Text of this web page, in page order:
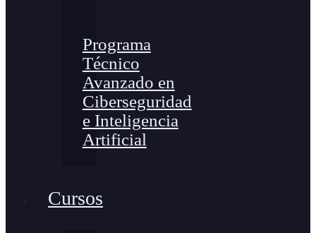
Programa
Técnico
Avanzado en
Ciberseguridad
e Inteligencia
Artificial
Cursos